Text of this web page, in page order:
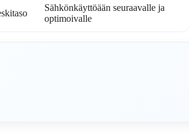
Sähkönkäyttöään seuraavalle ja
optimoivalle